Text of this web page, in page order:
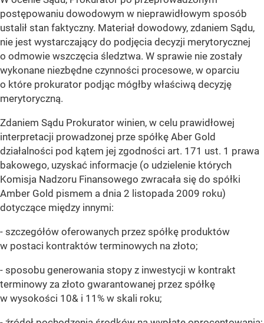
postępowaniu dowodowym w nieprawidłowym sposób
ustalił stan faktyczny. Materiał dowodowy, zdaniem Sądu,
nie jest wystarczający do podjęcia decyzji merytorycznej
o odmowie wszczęcia śledztwa. W sprawie nie zostały
wykonane niezbędne czynności procesowe, w oparciu
o które prokurator podjąc mógłby właściwą decyzję
merytoryczną.
Zdaniem Sądu Prokurator winien, w celu prawidłowej
interpretacji prowadzonej prze spółkę Aber Gold
działalności pod kątem jej zgodności art. 171 ust. 1 prawa
bakowego, uzyskać informacje (o udzielenie których
Komisja Nadzoru Finansowego zwracała się do spółki
Amber Gold pismem a dnia 2 listopada 2009 roku)
dotyczące między innymi:
- szczegółów oferowanych przez spółkę produktów
w postaci kontraktów terminowych na złoto;
- sposobu generowania stopy z inwestycji w kontrakt
terminowy za złoto gwarantowanej przez spółkę
w wysokości 10& i 11% w skali roku;